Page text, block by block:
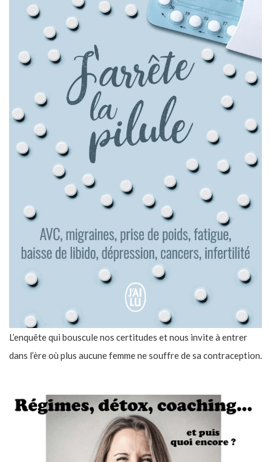
L’enquête qui bouscule nos certitudes et nous invite à entrer
dans l’ère où plus aucune femme ne souffre de sa contraception.